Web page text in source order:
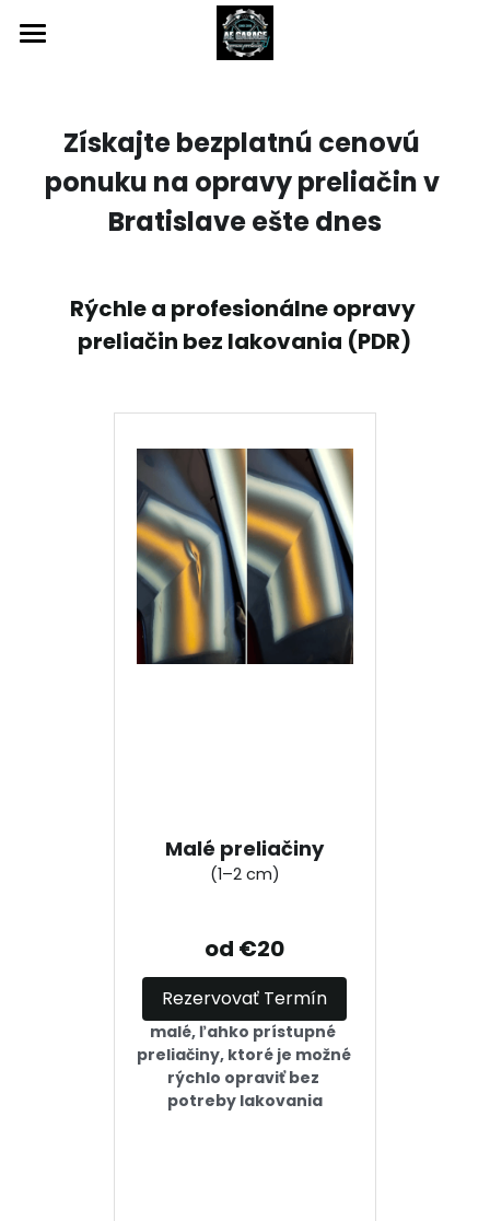
Služby
Cenník
Galéria
Search
Získajte bezplatnú cenovú
ponuku na opravy preliačin v
Bratislave ešte dnes
Rýchle a profesionálne opravy
preliačin bez lakovania (PDR)
Malé preliačiny
(1–2 cm)
od €20
Rezervovať Termín
malé, ľahko prístupné
preliačiny, ktoré je možné
rýchlo opraviť bez
potreby lakovania